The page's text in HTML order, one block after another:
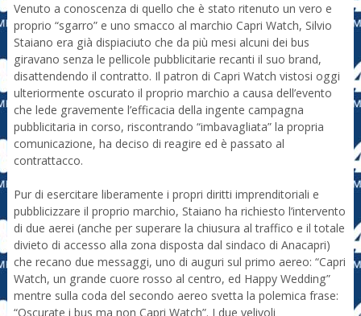
Venuto a conoscenza di quello che è stato ritenuto un vero e
proprio “sgarro” e uno smacco al marchio Capri Watch, Silvio
Staiano era già dispiaciuto che da più mesi alcuni dei bus
giravano senza le pellicole pubblicitarie recanti il suo brand,
disattendendo il contratto. Il patron di Capri Watch vistosi oggi
ulteriormente oscurato il proprio marchio a causa dell’evento
che lede gravemente l’efficacia della ingente campagna
pubblicitaria in corso, riscontrando “imbavagliata” la propria
comunicazione, ha deciso di reagire ed è passato al
contrattacco.
Pur di esercitare liberamente i propri diritti imprenditoriali e
pubblicizzare il proprio marchio, Staiano ha richiesto l’intervento
di due aerei (anche per superare la chiusura al traffico e il totale
divieto di accesso alla zona disposta dal sindaco di Anacapri)
che recano due messaggi, uno di auguri sul primo aereo: “Capri
Watch, un grande cuore rosso al centro, ed Happy Wedding”
mentre sulla coda del secondo aereo svetta la polemica frase:
“Oscurate i bus ma non Capri Watch”. I due velivoli